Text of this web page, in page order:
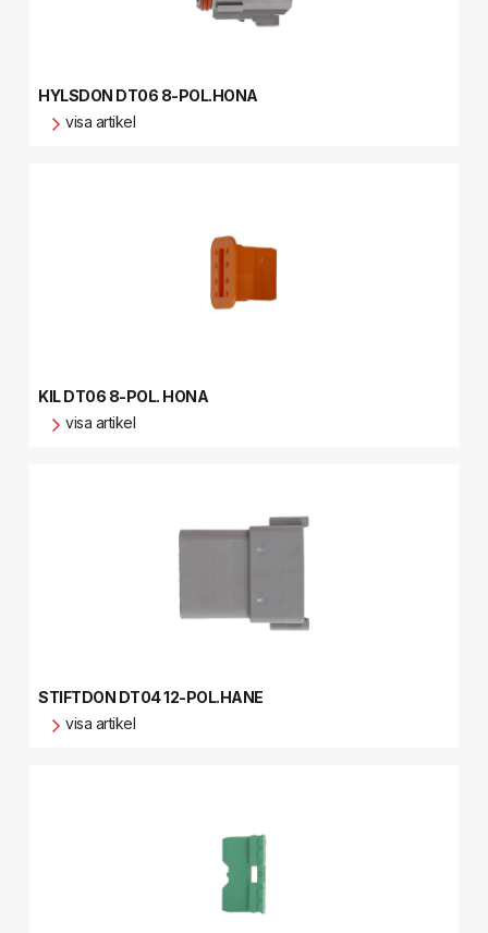
HYLSDON DT06 8-POL.HONA
visa artikel
KIL DT06 8-POL. HONA
visa artikel
STIFTDON DT04 12-POL.HANE
visa artikel